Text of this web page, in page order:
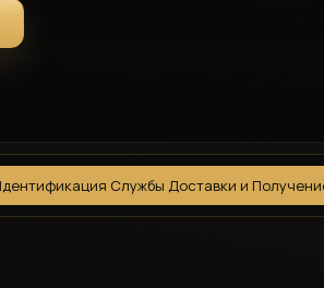
Службы Доставки и